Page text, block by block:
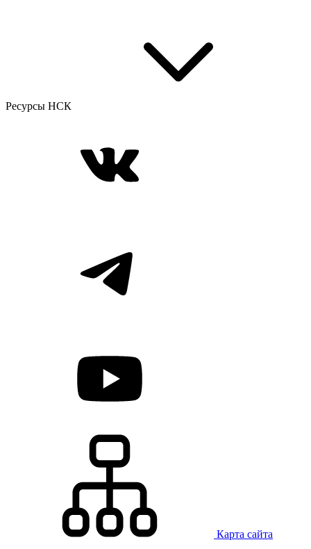
Ресурсы НСК
Карта сайта